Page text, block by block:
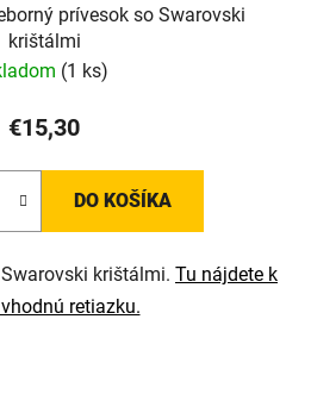
prívesok so Swarovski
krištálmi
(1 ks)
€15,30
DO KOŠÍKA
krištálmi. Tu nájdete k
retiazku.